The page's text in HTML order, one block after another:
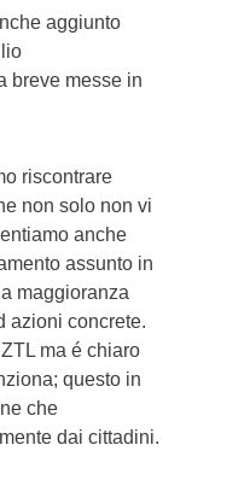
aggiunto
breve messe in
riscontrare
non solo non vi
anche
assunto in
maggioranza
azioni concrete.
ma é chiaro
questo in
che
dai cittadini.